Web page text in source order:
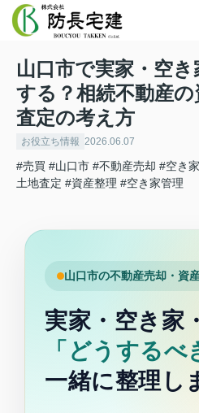
山口市で実家・空き
する？相続不動産
査定の考え方
お役立ち情報 2026.06.07
#売買 #山口市 #不動産売却 #空き家
土地査定 #資産整理 #空き家管理
山口市の不動産売却・資
実家・空き家
「どうするべ
一緒に整理し